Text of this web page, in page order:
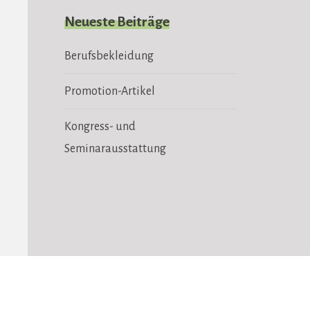
Neueste Beiträge
Berufsbekleidung
Promotion-Artikel
Kongress- und
Seminarausstattung